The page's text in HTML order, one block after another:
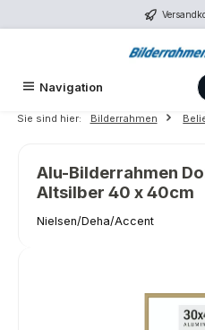
Zum Hauptinhalt springen
Navigation
Sie sind hier: Bilderrahmen
Alu-Bilderrahmen
Altsilber 40 x 40cm
Nielsen/Deha/Accent